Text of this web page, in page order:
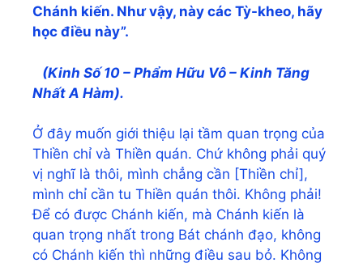
Chánh kiến. Như vậy, này các Tỳ-kheo, hãy
học điều này”.
(Kinh Số 10 – Phẩm Hữu Vô – Kinh Tăng
Nhất A Hàm).
Ở đây muốn giới thiệu lại tầm quan trọng của
Thiền chỉ và Thiền quán. Chứ không phải quý
vị nghĩ là thôi, mình chẳng cần [Thiền chỉ],
mình chỉ cần tu Thiền quán thôi. Không phải!
Để có được Chánh kiến, mà Chánh kiến là
quan trọng nhất trong Bát chánh đạo, không
có Chánh kiến thì những điều sau bỏ. Không